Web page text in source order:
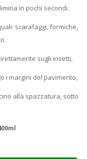
in pochi secondi.
scarafaggi, formiche,
sugli insetti,
i margini del pavimento,
alla spazzatura, sotto